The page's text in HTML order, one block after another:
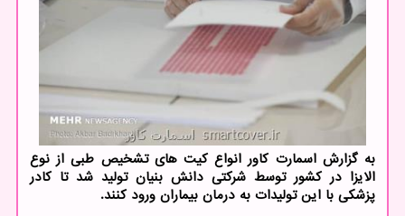
به گزارش اسمارت کاور انواع کیت های تشخیص طبی از نوع
الایزا در کشور توسط شرکتی دانش بنیان تولید شد تا کادر
پزشکی با این تولیدات به درمان بیماران ورود کنند.